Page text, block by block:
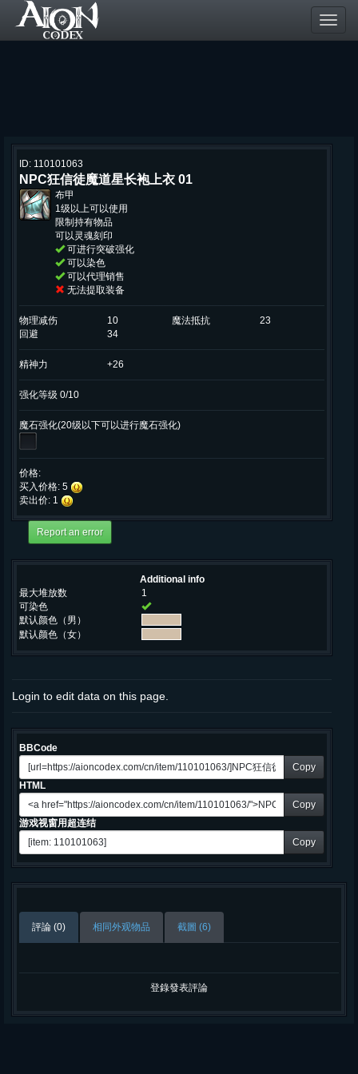
ID: 110101063
NPC狂信徒魔道星长袍上衣 01
布甲
1级以上可以使用
限制持有物品
可以灵魂刻印
可进行突破强化
可以染色
可以代理销售
无法提取装备
物理减伤 10 魔法抵抗
23
回避
34
精神力 +26
强化等级 0/10
魔石强化(20级以下可以进行魔石强化)
价格:
买入价格: 5
卖出价: 1
Additional info
最大堆放数
1
可染色
默认颜色（男）
默认颜色（女）
Login to edit data on this page.
BBCode
Copy
HTML
Copy
游戏视窗用超连结
Copy
評論 (0) 相同外观物品 截圖 (6)
登錄發表評論